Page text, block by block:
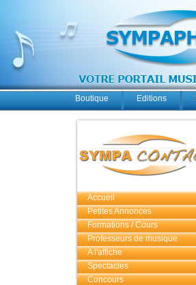
Boutique Editions
Accueil
Petites Annonces
Formations / Cours
Professeurs de musique
A l'affiche
Spectacles
Concours